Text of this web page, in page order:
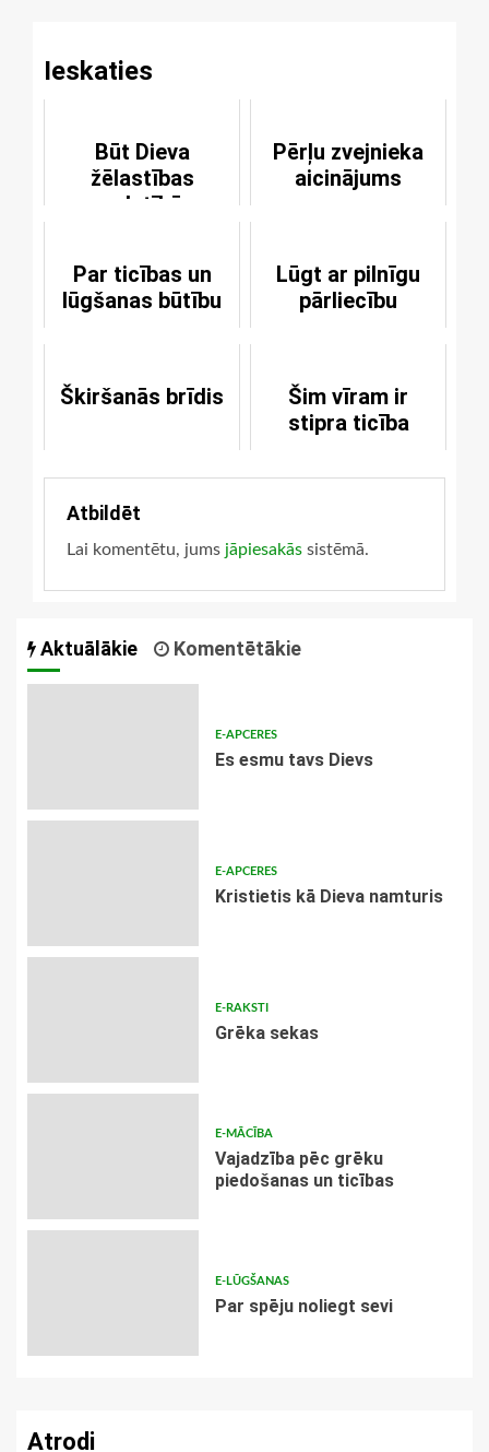
Ieskaties
Būt Dieva
žēlastības
valstībā
Pērļu zvejnieka
aicinājums
Par ticības un
lūgšanas būtību
Lūgt ar pilnīgu
pārliecību
Škiršanās brīdis
Šim vīram ir
stipra ticība
Atbildēt
Lai komentētu, jums jāpiesakās sistēmā.
Aktuālākie Komentētākie
E-APCERES
Es esmu tavs Dievs
E-APCERES
Kristietis kā Dieva namturis
E-RAKSTI
Grēka sekas
E-MĀCĪBA
Vajadzība pēc grēku
piedošanas un ticības
E-LŪGŠANAS
Par spēju noliegt sevi
Atrodi